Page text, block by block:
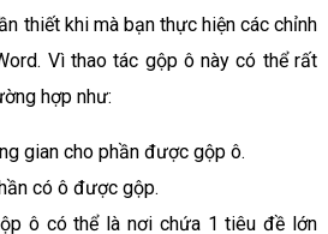
thiết khi mà bạn thực hiện các chỉnh
Vì thao tác gộp ô này có thể rất
hợp như:
gian cho phần được gộp ô.
có ô được gộp.
ô có thể là nơi chứa 1 tiêu đề lớn